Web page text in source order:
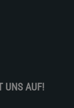
UNS AUF!